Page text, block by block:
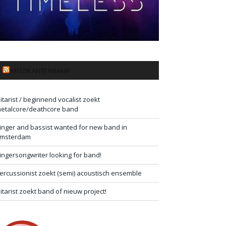
/ beginnend vocalist zoekt
deathcore band
and bassist wanted for new band in
looking for band!
zoekt (semi) acoustisch ensemble
zoekt band of nieuw project!